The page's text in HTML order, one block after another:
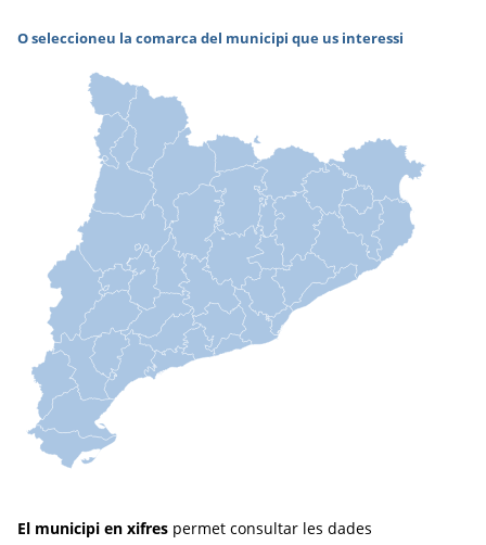
El municipi en xifres permet consultar les dades